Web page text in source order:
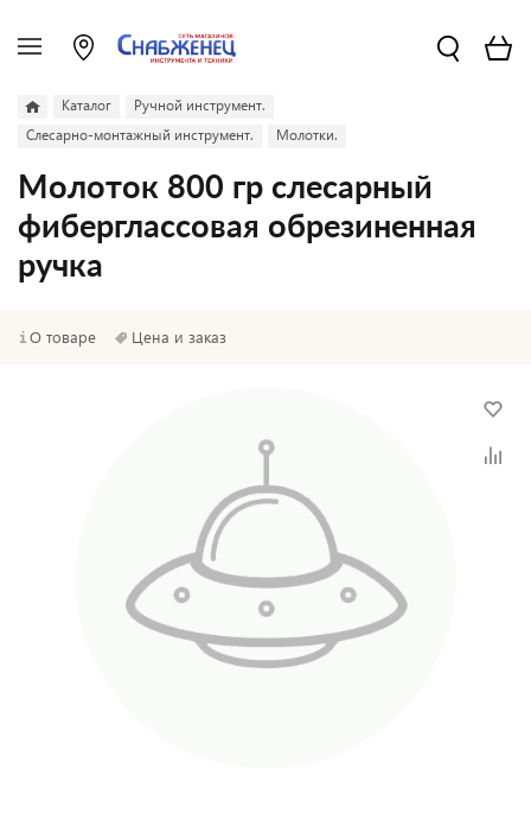
Каталог
Ручной инструмент.
Слесарно-монтажный инструмент.
Молотки.
Молоток 800 гр слесарный
фиберглассовая обрезиненная
ручка
О товаре Цена и заказ